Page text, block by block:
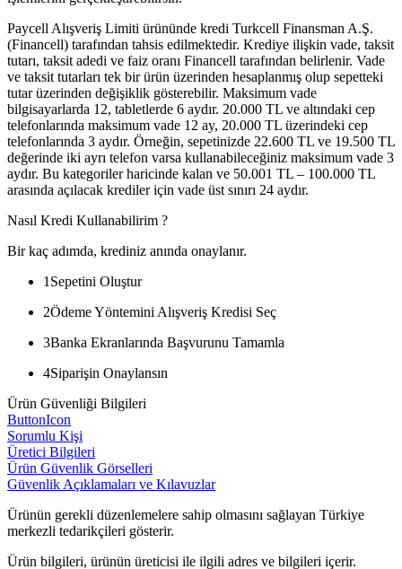
Paycell Alışveriş Limiti ürününde kredi Turkcell Finansman A.Ş.
(Financell) tarafından tahsis edilmektedir. Krediye ilişkin vade, taksit
tutarı, taksit adedi ve faiz oranı Financell tarafından belirlenir. Vade
ve taksit tutarları tek bir ürün üzerinden hesaplanmış olup sepetteki
tutar üzerinden değişiklik gösterebilir. Maksimum vade
bilgisayarlarda 12, tabletlerde 6 aydır. 20.000 TL ve altındaki cep
telefonlarında maksimum vade 12 ay, 20.000 TL üzerindeki cep
telefonlarında 3 aydır. Örneğin, sepetinizde 22.600 TL ve 19.500 TL
değerinde iki ayrı telefon varsa kullanabileceğiniz maksimum vade 3
aydır. Bu kategoriler haricinde kalan ve 50.001 TL – 100.000 TL
arasında açılacak krediler için vade üst sınırı 24 aydır.
Nasıl Kredi Kullanabilirim ?
Bir kaç adımda, krediniz anında onaylanır.
1 Sepetini Oluştur
2Ödeme Yöntemini Alışveriş Kredisi Seç
3Banka Ekranlarında Başvurunu Tamamla
4Siparişin Onaylansın
Ürün Güvenliği Bilgileri
ButtonIcon
Sorumlu Kişi
Üretici Bilgileri
Ürün Güvenlik Görselleri
Güvenlik Açıklamaları ve Kılavuzlar
Ürünün gerekli düzenlemelere sahip olmasını sağlayan Türkiye
merkezli tedarikçileri gösterir.
Ürün bilgileri, ürünün üreticisi ile ilgili adres ve bilgileri içerir.